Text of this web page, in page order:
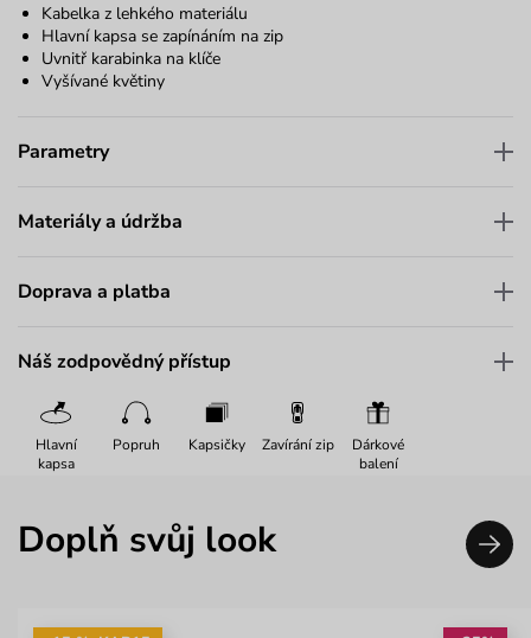
Kabelka z lehkého materiálu
Hlavní kapsa se zapínáním na zip
Uvnitř karabinka na klíče
Vyšívané květiny
Parametry
Materiály a údržba
Doprava a platba
Náš zodpovědný přístup
Hlavní
kapsa
Popruh Kapsičky Zavírání zip
Dárkové
balení
Doplň svůj look